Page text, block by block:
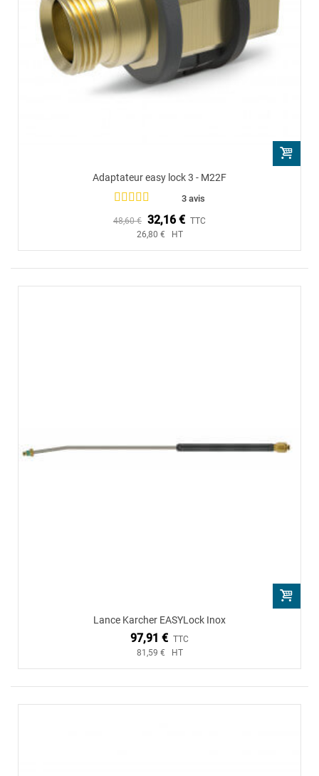
Adaptateur easy lock 3 - M22F
3 avis
48,60 € 32,16 € TTC
26,80 € HT
Lance Karcher EASYLock Inox
97,91 € TTC
81,59 € HT